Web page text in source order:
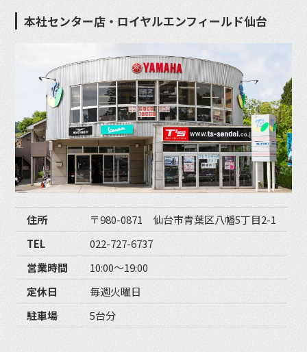
本社センター店・ロイヤルエンフィールド仙台
住所
〒980-0871 仙台市青葉区八幡5丁目2-1
TEL
022-727-6737
営業時間
10:00〜19:00
定休日
毎週火曜日
駐車場
5台分